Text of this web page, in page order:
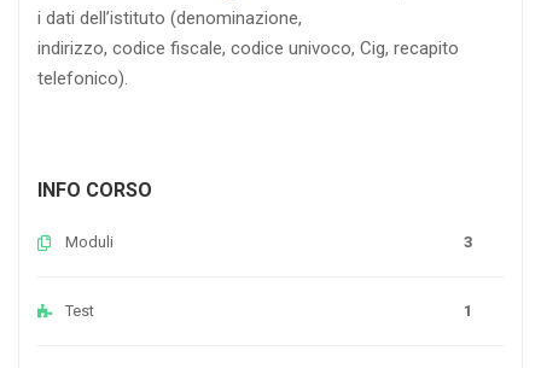
i dati dell’istituto (denominazione,
indirizzo, codice fiscale, codice univoco, Cig, recapito
telefonico).
INFO CORSO
Moduli 3
Test 1